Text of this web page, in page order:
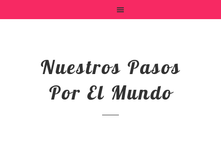
Nuestros Pasos
Por El Mundo